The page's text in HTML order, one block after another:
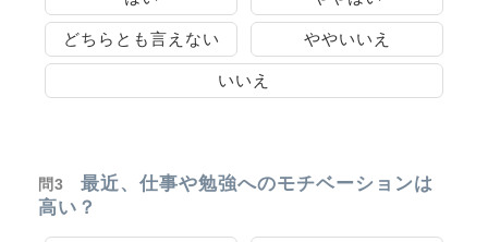
どちらとも言えない ややいいえ
いいえ
問3
最近、仕事や勉強へのモチベーションは
高い？